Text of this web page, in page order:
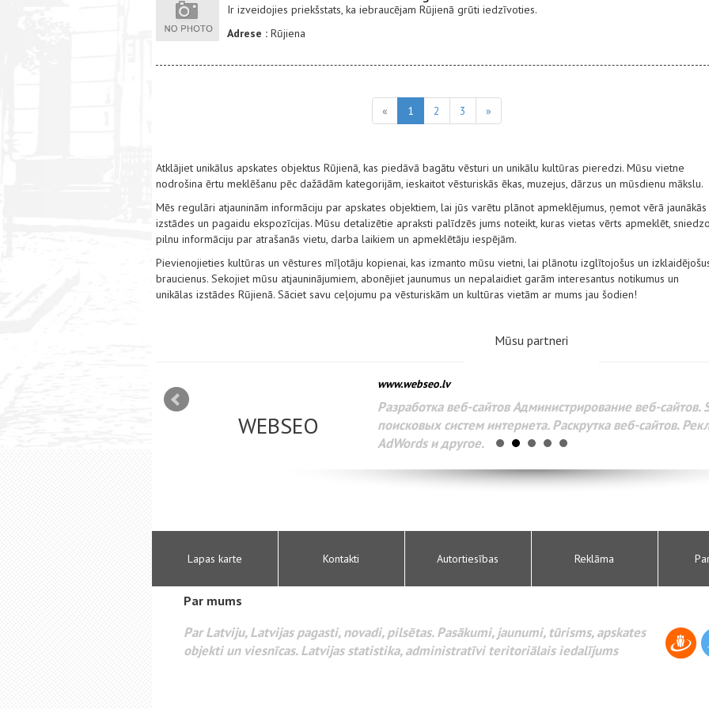
Ir izveidojies priekšstats, ka iebraucējam Rūjienā grūti iedzīvoties.
Adrese : Rūjiena
« 1 2 3 »
Atklājiet unikālus apskates objektus Rūjienā, kas piedāvā bagātu vēsturi un unikālu kultūras pieredzi. Mūsu vietne
nodrošina ērtu meklēšanu pēc dažādām kategorijām, ieskaitot vēsturiskās ēkas, muzejus, dārzus un mūsdienu mākslu.
Mēs regulāri atjauninām informāciju par apskates objektiem, lai jūs varētu plānot apmeklējumus, ņemot vērā jaunākās
izstādes un pagaidu ekspozīcijas. Mūsu detalizētie apraksti palīdzēs jums noteikt, kuras vietas vērts apmeklēt,
pilnu informāciju par atrašanās vietu, darba laikiem un apmeklētāju iespējām.
Pievienojieties kultūras un vēstures mīļotāju kopienai, kas izmanto mūsu vietni, lai plānotu izglītojošus un
braucienus. Sekojiet mūsu atjauninājumiem, abonējiet jaunumus un nepalaidiet garām interesantus notikumus un
unikālas izstādes Rūjienā. Sāciet savu ceļojumu pa vēsturiskām un kultūras vietām ar mums jau šodien!
Mūsu partneri
WEBSEO
www.webseo.lv
Разработка веб-сайтов Администрирование веб-сайтов.
поисковых систем интернета. Раскрутка веб-сайтов.
AdWords и другое.
Lapas karte Kontakti Autortiesības Reklāma
Par mums
Par Latviju, Latvijas pagasti, novadi, pilsētas. Pasākumi, jaunumi, tūrisms, apskates
objekti un viesnīcas. Latvijas statistika, administratīvi teritoriālais iedalījums